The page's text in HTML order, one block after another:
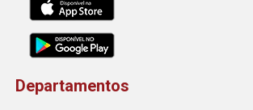
Departamentos